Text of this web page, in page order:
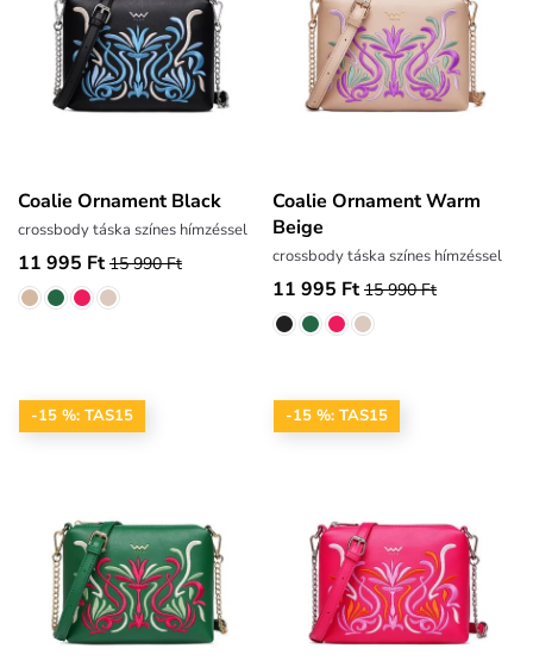
Coalie Ornament Black
crossbody táska színes hímzéssel
11 995 Ft 15 990 Ft
Coalie Ornament Warm
Beige
crossbody táska színes hímzéssel
11 995 Ft 15 990 Ft
-15 %: TAS15 -15 %: TAS15